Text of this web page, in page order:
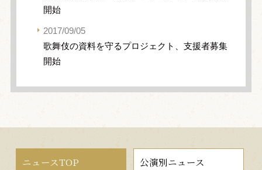
開始
2017/09/05
歌舞伎の資料を守るプロジェクト、支援者募集
開始
ニュースTOP 公演別ニュース